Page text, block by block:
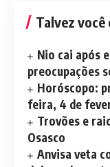
Talvez você
Nio cai após
preocupações
Horóscopo:
feira, 4 de
Trovões e
Osasco
Anvisa veta